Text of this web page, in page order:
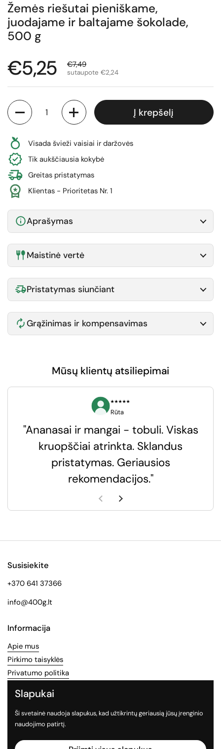
Žemės riešutai pieniškame,
juodajame ir baltajame šokolade,
500 g
Normali kaina
€5,25 Išpardavimo kaina
€7,49
sutaupote €2,24
Kiekis
Į krepšelį
Visada švieži vaisiai ir daržovės
Tik aukščiausia kokybė
Greitas pristatymas
Klientas - Prioritetas Nr. 1
Aprašymas
Maistinė vertė
Pristatymas siunčiant
Grąžinimas ir kompensavimas
Mūsų klientų atsiliepimai
⭑⭑⭑⭑⭑
Rūta
"Ananasai ir mangai - tobuli. Viskas
kruopščiai atrinkta. Sklandus
pristatymas. Geriausios
rekomendacijos."
Ankstesnė skaidrė
Kita skaidrė
Susisiekite
+370 641 37366
info@400g.lt
Informacija
Apie mus
Pirkimo taisyklės
Privatumo politika
Socialinės medijos
Sekite mus socialiniuose tinkluose
Facebook
Slapukai
Ši svetainė naudoja slapukus, kad užtikrintų geriausią jūsų įrenginio
naudojimo patirtį.